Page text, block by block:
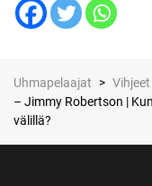
Uhmapelaajat > Vihjeet
– Jimmy Robertson |
välillä?